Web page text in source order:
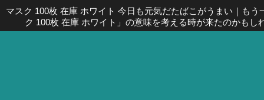
マスク 100枚 在庫 ホワイト 今日も元気だたばこがうまい ｜ もう
ク 100枚 在庫 ホワイト」の意味を考える時が来たのかもし